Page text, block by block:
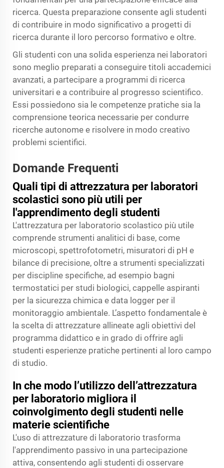
ricerca. Questa preparazione consente agli studenti
di contribuire in modo significativo a progetti di
ricerca durante il loro percorso formativo e oltre.
Gli studenti con una solida esperienza nei laboratori
sono meglio preparati a conseguire titoli accademici
avanzati, a partecipare a programmi di ricerca
universitari e a contribuire al progresso scientifico.
Essi possiedono sia le competenze pratiche sia la
comprensione teorica necessarie per condurre
ricerche autonome e risolvere in modo creativo
problemi scientifici.
Domande Frequenti
Quali tipi di attrezzatura per laboratori
scolastici sono più utili per
l'apprendimento degli studenti
L'attrezzatura per laboratorio scolastico più utile
comprende strumenti analitici di base, come
microscopi, spettrofotometri, misuratori di pH e
bilance di precisione, oltre a strumenti specializzati
per discipline specifiche, ad esempio bagni
termostatici per studi biologici, cappelle aspiranti
per la sicurezza chimica e data logger per il
monitoraggio ambientale. L’aspetto fondamentale è
la scelta di attrezzature allineate agli obiettivi del
programma didattico e in grado di offrire agli
studenti esperienze pratiche pertinenti al loro campo
di studio.
In che modo l’utilizzo dell’attrezzatura
per laboratorio migliora il
coinvolgimento degli studenti nelle
materie scientifiche
L'uso di attrezzature di laboratorio trasforma
l'apprendimento passivo in una partecipazione
attiva, consentendo agli studenti di osservare